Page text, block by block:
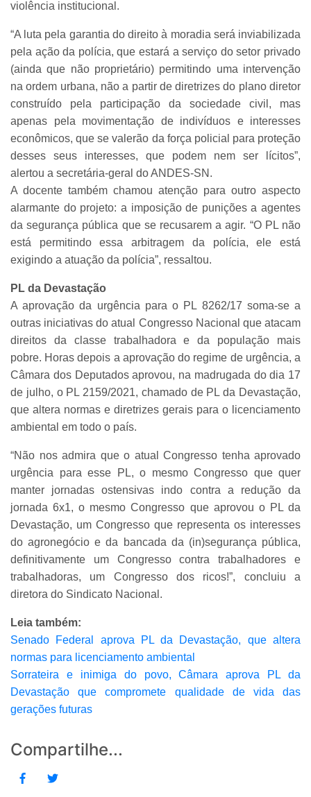
violência institucional.
“A luta pela garantia do direito à moradia será inviabilizada
pela ação da polícia, que estará a serviço do setor privado
(ainda que não proprietário) permitindo uma intervenção
na ordem urbana, não a partir de diretrizes do plano diretor
construído pela participação da sociedade civil, mas
apenas pela movimentação de indivíduos e interesses
econômicos, que se valerão da força policial para proteção
desses seus interesses, que podem nem ser lícitos”,
alertou a secretária-geral do ANDES-SN.
A docente também chamou atenção para outro aspecto
alarmante do projeto: a imposição de punições a agentes
da segurança pública que se recusarem a agir. “O PL não
está permitindo essa arbitragem da polícia, ele está
exigindo a atuação da polícia”, ressaltou.
PL da Devastação
A aprovação da urgência para o PL 8262/17 soma-se a
outras iniciativas do atual Congresso Nacional que atacam
direitos da classe trabalhadora e da população mais
pobre. Horas depois a aprovação do regime de urgência, a
Câmara dos Deputados aprovou, na madrugada do dia 17
de julho, o PL 2159/2021, chamado de PL da Devastação,
que altera normas e diretrizes gerais para o licenciamento
ambiental em todo o país.
“Não nos admira que o atual Congresso tenha aprovado
urgência para esse PL, o mesmo Congresso que quer
manter jornadas ostensivas indo contra a redução da
jornada 6x1, o mesmo Congresso que aprovou o PL da
Devastação, um Congresso que representa os interesses
do agronegócio e da bancada da (in)segurança pública,
definitivamente um Congresso contra trabalhadores e
trabalhadoras, um Congresso dos ricos!”, concluiu a
diretora do Sindicato Nacional.
Leia também:
Senado Federal aprova PL da Devastação, que altera
normas para licenciamento ambiental
Sorrateira e inimiga do povo, Câmara aprova PL da
Devastação que compromete qualidade de vida das
gerações futuras
Compartilhe...